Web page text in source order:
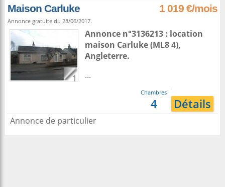
Maison Carluke 1 019 €/mois
Annonce gratuite du 28/06/2017.
1
Annonce n°3136213 : location
maison Carluke(ML8 4),
Angleterre.
...
Chambres
4 Détails
Annonce de particulier